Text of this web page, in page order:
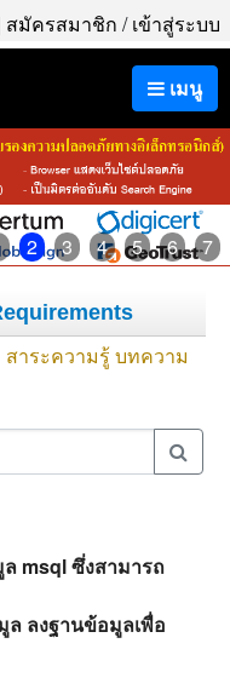
สมัครสมาชิก /เข้าสู่ระบบ
เมนู
2 3 4 5 6 7
สาระความรู้ บทความ
msql ซึ่งสามารถ
ล ลงฐานข้อมูลเพื่อ